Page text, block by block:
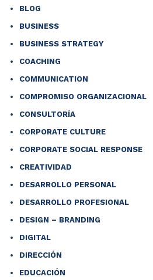
BLOG
BUSINESS
BUSINESS STRATEGY
COACHING
COMMUNICATION
COMPROMISO ORGANIZACIONAL
CONSULTORÍA
CORPORATE CULTURE
CORPORATE SOCIAL RESPONSE
CREATIVIDAD
DESARROLLO PERSONAL
DESARROLLO PROFESIONAL
DESIGN – BRANDING
DIGITAL
DIRECCIÓN
EDUCACIÓN